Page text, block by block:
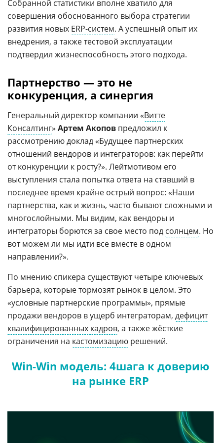
Собранной статистики вполне хватило для
совершения обоснованного выбора стратегии
развития новых ERP-систем. А успешный опыт их
внедрения, а также тестовой эксплуатации
подтвердил жизнеспособность этого подхода.
Партнерство — это не
конкуренция, а синергия
Генеральный директор компании «Витте
Консалтинг» Артем Акопов предложил к
рассмотрению доклад «Будущее партнерских
отношений вендоров и интеграторов: как перейти
от конкуренции к росту?». Лейтмотивом его
выступления стала попытка ответа на ставший в
последнее время крайне острый вопрос: «Наши
партнерства, как и жизнь, часто бывают сложными и
многослойными. Мы видим, как вендоры и
интеграторы борются за свое место под солнцем. Но
вот можем ли мы идти все вместе в одном
направлении?».
По мнению спикера существуют четыре ключевых
барьера, которые тормозят рынок в целом. Это
«условные партнерские программы», прямые
продажи вендоров в ущерб интеграторам, дефицит
квалифицированных кадров, а также жёсткие
ограничения на кастомизацию решений.
Win-Win модель: 4шага к доверию
на рынке ERP